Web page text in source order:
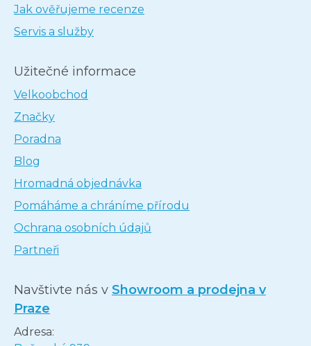
Jak ověřujeme recenze
Servis a služby
Užitečné informace
Velkoobchod
Značky
Poradna
Blog
Hromadná objednávka
Pomáháme a chráníme přírodu
Ochrana osobních údajů
Partneři
Navštivte nás v Showroom a prodejna v
Praze
Adresa: